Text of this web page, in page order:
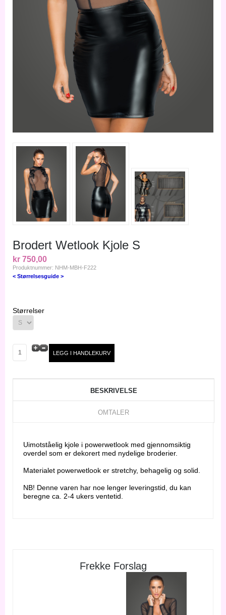
Brodert Wetlook Kjole S
kr 750,00
Produktnummer: NHM-MBH-F222
< Størrelsesguide >
Størrelser
BESKRIVELSE
OMTALER
Uimotståelig kjole i powerwetlook med gjennomsiktig
overdel som er dekorert med nydelige broderier.
Materialet powerwetlook er stretchy, behagelig og solid.
NB! Denne varen har noe lenger leveringstid, du kan
beregne ca. 2-4 ukers ventetid.
Frekke Forslag